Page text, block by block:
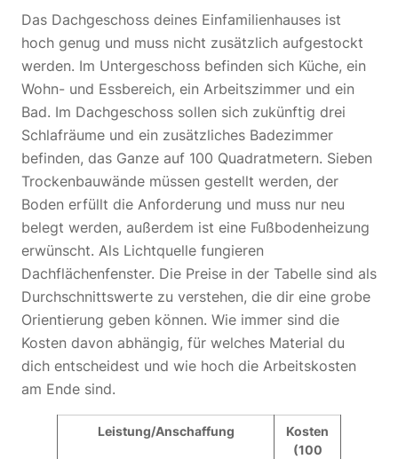
Das Dachgeschoss deines Einfamilienhauses ist
hoch genug und muss nicht zusätzlich aufgestockt
werden. Im Untergeschoss befinden sich Küche, ein
Wohn- und Essbereich, ein Arbeitszimmer und ein
Bad. Im Dachgeschoss sollen sich zukünftig drei
Schlafräume und ein zusätzliches Badezimmer
befinden, das Ganze auf 100 Quadratmetern. Sieben
Trockenbauwände müssen gestellt werden, der
Boden erfüllt die Anforderung und muss nur neu
belegt werden, außerdem ist eine Fußbodenheizung
erwünscht. Als Lichtquelle fungieren
Dachflächenfenster. Die Preise in der Tabelle sind als
Durchschnittswerte zu verstehen, die dir eine grobe
Orientierung geben können. Wie immer sind die
Kosten davon abhängig, für welches Material du
dich entscheidest und wie hoch die Arbeitskosten
am Ende sind.
Leistung/Anschaffung
Kosten
(100